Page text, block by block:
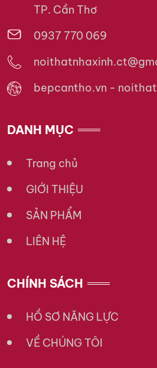
TP. Cần Thơ
0937 770 069
bepcantho.vn -
DANH MỤC
Trang chủ
GIỚI THIỆU
SẢN PHẨM
LIÊN HỆ
CHÍNH SÁCH
HỒ SƠ NĂNG LỰC
VỀ CHÚNG TÔI